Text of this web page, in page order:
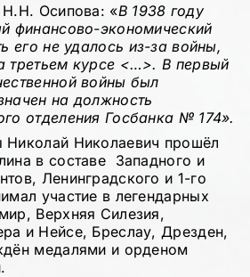
Н.Н. Осипова: «В 1938 году
финансово-экономический
его не удалось из-за войны,
третьем курсе <…>. В первый
войны был
на должность
отделения Госбанка № 174».
Николаевич прошёл
в составе Западного и
Ленинградского и 1-го
участие в легендарных
Верхняя Силезия,
и Нейсе, Бреслау, Дрезден,
медалями и орденом